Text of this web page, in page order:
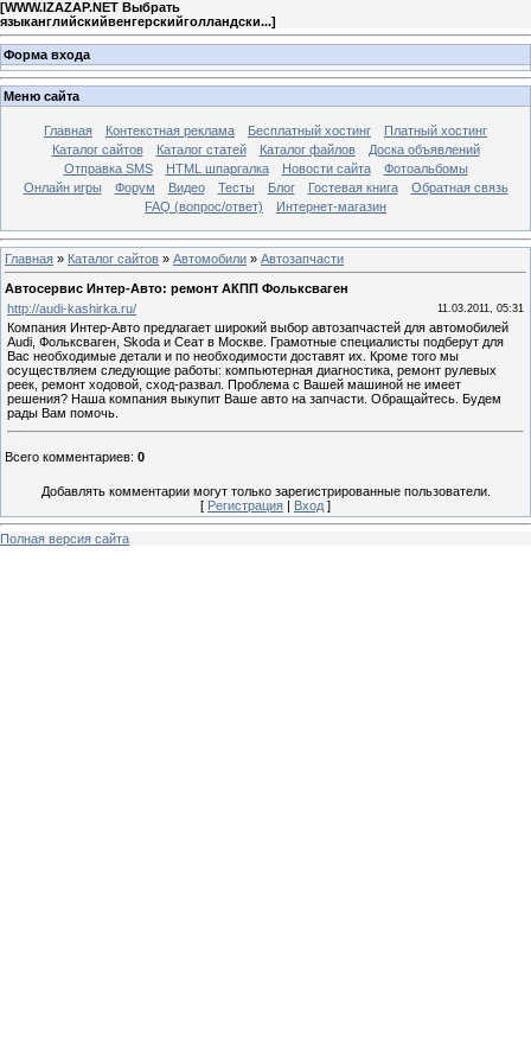
[WWW.IZAZAP.NET Выбрать
языканглийскийвенгерскийголландски...]
Форма входа
Меню сайта
Главная Контекстная реклама Бесплатный хостинг
Платный хостинг
Каталог сайтов
Каталог статей Каталог файлов
Доска объявлений
Отправка SMS
HTML шпаргалка Новости сайта
Фотоальбомы
Онлайн игры
Форум Видео Тесты Блог Гостевая книга
Обратная связь
FAQ (вопрос/ответ)
Интернет-магазин
Главная » Каталог сайтов » Автомобили » Автозапчасти
Автосервис Интер-Авто: ремонт АКПП Фольксваген
http://audi-kashirka.ru/
11.03.2011, 05:31
Компания Интер-Авто предлагает широкий выбор автозапчастей для автомобилей
Audi, Фольксваген, Skoda и Сеат в Москве. Грамотные специалисты подберут для
Вас необходимые детали и по необходимости доставят их. Кроме того мы
осуществляем следующие работы: компьютерная диагностика, ремонт рулевых
реек, ремонт ходовой, сход-развал. Проблема с Вашей машиной не имеет
решения? Наша компания выкупит Ваше авто на запчасти. Обращайтесь. Будем
рады Вам помочь.
Всего комментариев: 0
Добавлять комментарии могут только зарегистрированные пользователи.
[ Регистрация | Вход ]
Полная версия сайта